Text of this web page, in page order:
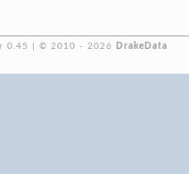
0.45 | © 2010 - 2026 DrakeData